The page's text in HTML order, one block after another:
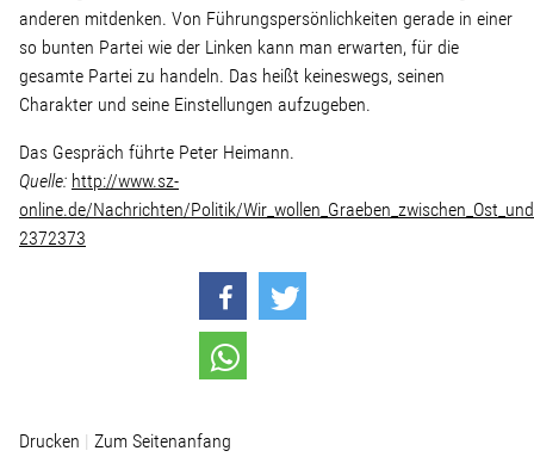
Pressestimmen
Bestellen
anderen mitdenken. Von Führungspersönlichkeiten gerade in einer
so bunten Partei wie der Linken kann man erwarten, für die
gesamte Partei zu handeln. Das heißt keineswegs, seinen
Charakter und seine Einstellungen aufzugeben.
Das Gespräch führte Peter Heimann.
Quelle: http://www.sz-
online.de/Nachrichten/Politik/
2372373
Drucken Zum Seitenanfang